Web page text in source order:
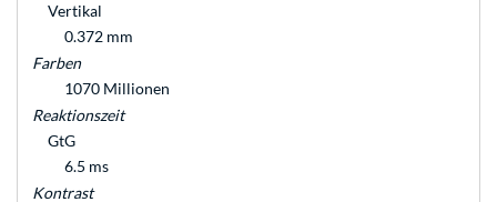
Vertikal
0.372 mm
Farben
1070 Millionen
Reaktionszeit
GtG
6.5 ms
Kontrast